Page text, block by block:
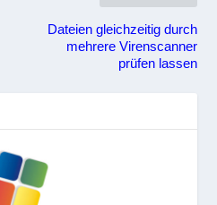
Dateien gleichzeitig durch
mehrere Virenscanner
prüfen lassen